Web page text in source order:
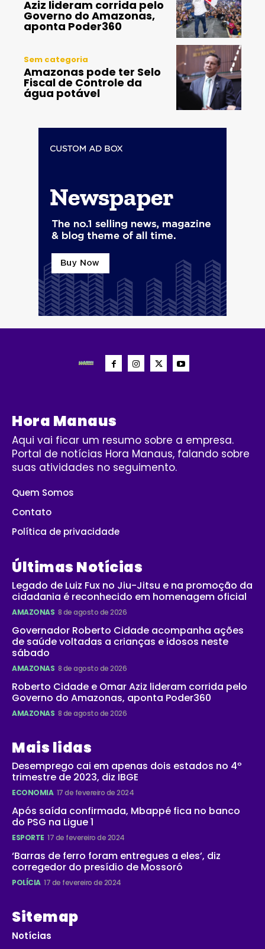
Aziz lideram corrida pelo
Governo do Amazonas,
aponta Poder360
Sem categoria
Amazonas pode ter Selo
Fiscal de Controle da
água potável
Hora Manaus
Aqui vai ficar um resumo sobre a empresa.
Portal de notícias Hora Manaus, falando sobre
suas atividades no seguimento.
Quem Somos
Contato
Política de privacidade
Últimas Notícias
Legado de Luiz Fux no Jiu-Jitsu e na promoção da
cidadania é reconhecido em homenagem oficial
AMAZONAS 8 de agosto de 2026
Governador Roberto Cidade acompanha ações
de saúde voltadas a crianças e idosos neste
sábado
AMAZONAS 8 de agosto de 2026
Roberto Cidade e Omar Aziz lideram corrida pelo
Governo do Amazonas, aponta Poder360
AMAZONAS 8 de agosto de 2026
Mais lidas
Desemprego cai em apenas dois estados no 4º
trimestre de 2023, diz IBGE
ECONOMIA 17 de fevereiro de 2024
Após saída confirmada, Mbappé fica no banco
do PSG na Ligue 1
ESPORTE 17 de fevereiro de 2024
‘Barras de ferro foram entregues a eles’, diz
corregedor do presídio de Mossoró
POLÍCIA 17 de fevereiro de 2024
Sitemap
Notícias